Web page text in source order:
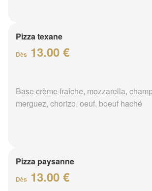
Pizza texane
Dès 13.00 €
Base crème fraîche, mozzarella,
merguez, chorizo, oeuf, boeuf haché
Pizza paysanne
Dès 13.00 €